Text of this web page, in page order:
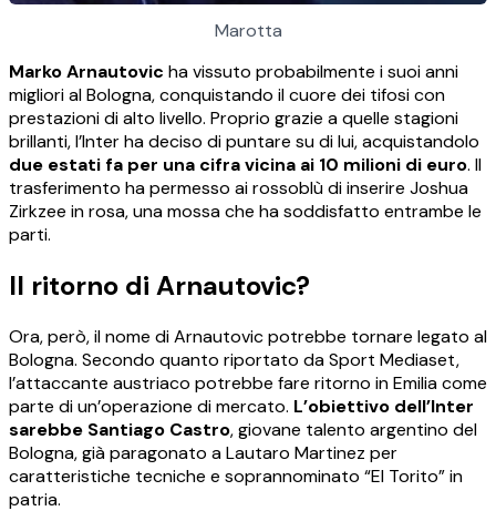
Marotta
Marko Arnautovic ha vissuto probabilmente i suoi anni
migliori al Bologna, conquistando il cuore dei tifosi con
prestazioni di alto livello. Proprio grazie a quelle stagioni
brillanti, l’Inter ha deciso di puntare su di lui, acquistandolo
due estati fa per una cifra vicina ai 10 milioni di euro. Il
trasferimento ha permesso ai rossoblù di inserire Joshua
Zirkzee in rosa, una mossa che ha soddisfatto entrambe le
parti.
Il ritorno di Arnautovic?
Ora, però, il nome di Arnautovic potrebbe tornare legato al
Bologna. Secondo quanto riportato da Sport Mediaset,
l’attaccante austriaco potrebbe fare ritorno in Emilia come
parte di un’operazione di mercato. L’obiettivo dell’Inter
sarebbe Santiago Castro, giovane talento argentino del
Bologna, già paragonato a Lautaro Martinez per
caratteristiche tecniche e soprannominato “El Torito” in
patria.